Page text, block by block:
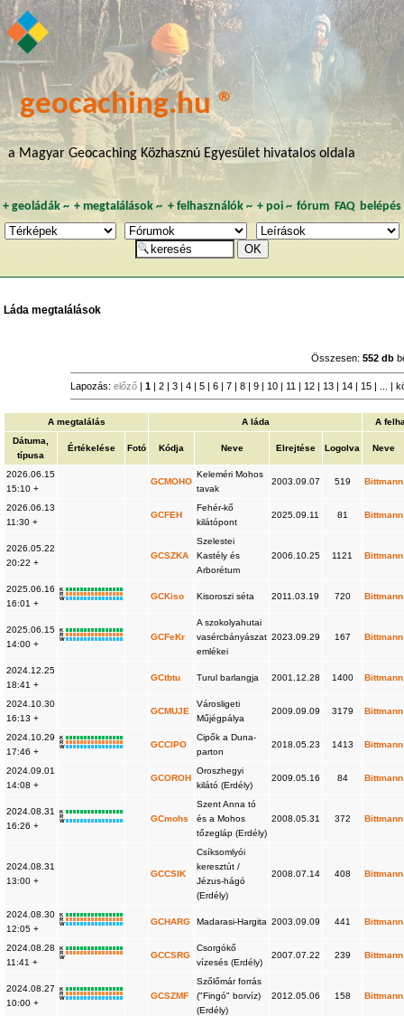
geocaching.hu ®
a Magyar Geocaching Közhasznú Egyesület hivatalos oldala
+ geoládák~ +megtalálások ~ + felhasználók~ + poi~ fórum FAQ belépés
Láda megtalálások
Összesen:552 db
Lapozás:előző |1 | 2 | 3 | 4 | 5 | 6 | 7 | 8 | 9 | 10 | 11 | 12 | 13 | 14 | 15 | ... |
A megtalálás A láda
A
Dátuma,
típusa
Értékelése Fotó Kódja Neve Elrejtése Logolva Neve
2026.06.15
15:10 +
GCMOHO
Keleméri Mohos
tavak
2003.09.07 519 Bittmann
2026.06.13
11:30 +
GCFEH
Fehér-kő
kilátópont
2025.09.11 81 Bittmann
2026.05.22
20:22 +
GCSZKA
Szelestei
Kastély és
Arborétum
2006.10.25 1121 Bittmann
2025.06.16
16:01 +
K
R
W
GCKiso Kisoroszi séta 2011.03.19 720 Bittmann
2025.06.15
14:00 +
K
R
W
GCFeKr
A szokolyahutai
vasércbányászat
emlékei
2023.09.29 167 Bittmann
2024.12.25
18:41 +
GCtbtu Turul barlangja 2001.12.28 1400 Bittmann
2024.10.30
16:13 +
GCMUJE
Városligeti
Műjégpálya
2009.09.09 3179 Bittmann
2024.10.29
17:46 +
K
R
W
GCCIPO
Cipők a Duna-
parton
2018.05.23 1413 Bittmann
2024.09.01
14:08 +
GCOROH
Oroszhegyi
kilátó (Erdély)
2009.05.16 84 Bittmann
2024.08.31
16:26 +
K
R
W
GCmohs
Szent Anna tó
és a Mohos
tőzegláp (Erdély)
2008.05.31 372 Bittmann
2024.08.31
13:00 +
GCCSIK
Csíksomlyói
keresztút /
Jézus-hágó
(Erdély)
2008.07.14 408 Bittmann
2024.08.30
12:05 +
K
R
W
GCHARG Madarasi-Hargita 2003.09.09 441 Bittmann
2024.08.28
11:41 +
K
R
W
GCCSRG
Csorgókő
vízesés (Erdély)
2007.07.22 239 Bittmann
2024.08.27
10:00 +
K
R
W
GCSZMF
Szőlőmár forrás
("Fingó" borvíz)
(Erdély)
2012.05.06 158 Bittmann